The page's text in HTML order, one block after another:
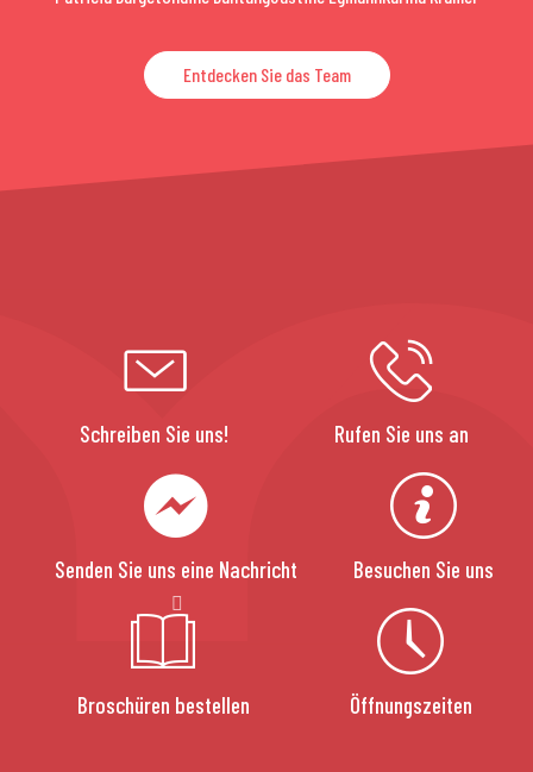
Entdecken Sie das Team
Schreiben Sie uns! Rufen Sie uns an
Senden Sie uns eine Nachricht Besuchen Sie uns
Broschüren bestellen Öffnungszeiten